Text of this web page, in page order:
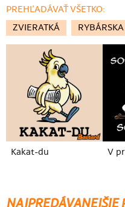
PREHĽADÁVAŤ VŠETKO:
ZVIERATKÁ
RYBÁRSKA
Kakat-du V
NAJPREDÁVANEJŠIE